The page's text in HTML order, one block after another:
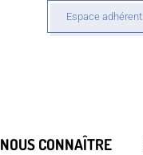
Espace adhérent
NOUS CONNAÎTRE